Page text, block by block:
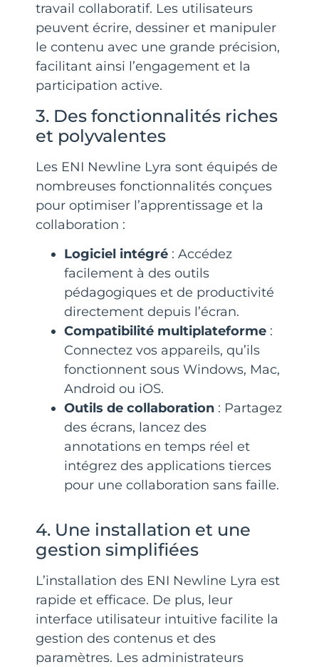
travail collaboratif. Les utilisateurs
peuvent écrire, dessiner et manipuler
le contenu avec une grande précision,
facilitant ainsi l’engagement et la
participation active.
3. Des fonctionnalités riches
et polyvalentes
Les ENI Newline Lyra sont équipés de
nombreuses fonctionnalités conçues
pour optimiser l’apprentissage et la
collaboration :
Logiciel intégré : Accédez
facilement à des outils
pédagogiques et de productivité
directement depuis l’écran.
Compatibilité multiplateforme :
Connectez vos appareils, qu’ils
fonctionnent sous Windows, Mac,
Android ou iOS.
Outils de collaboration : Partagez
des écrans, lancez des
annotations en temps réel et
intégrez des applications tierces
pour une collaboration sans faille.
4. Une installation et une
gestion simplifiées
L’installation des ENI Newline Lyra est
rapide et efficace. De plus, leur
interface utilisateur intuitive facilite la
gestion des contenus et des
paramètres. Les administrateurs